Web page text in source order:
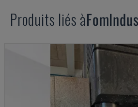
Produits liés à